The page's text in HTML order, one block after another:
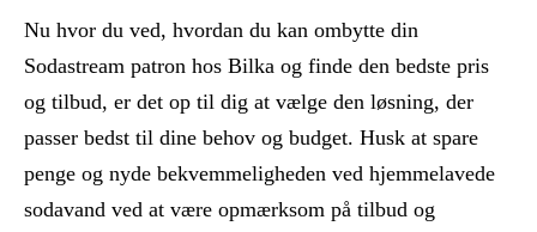
Nu hvor du ved, hvordan du kan ombytte din
Sodastream patron hos Bilka og finde den bedste pris
og tilbud, er det op til dig at vælge den løsning, der
passer bedst til dine behov og budget. Husk at spare
penge og nyde bekvemmeligheden ved hjemmelavede
sodavand ved at være opmærksom på tilbud og